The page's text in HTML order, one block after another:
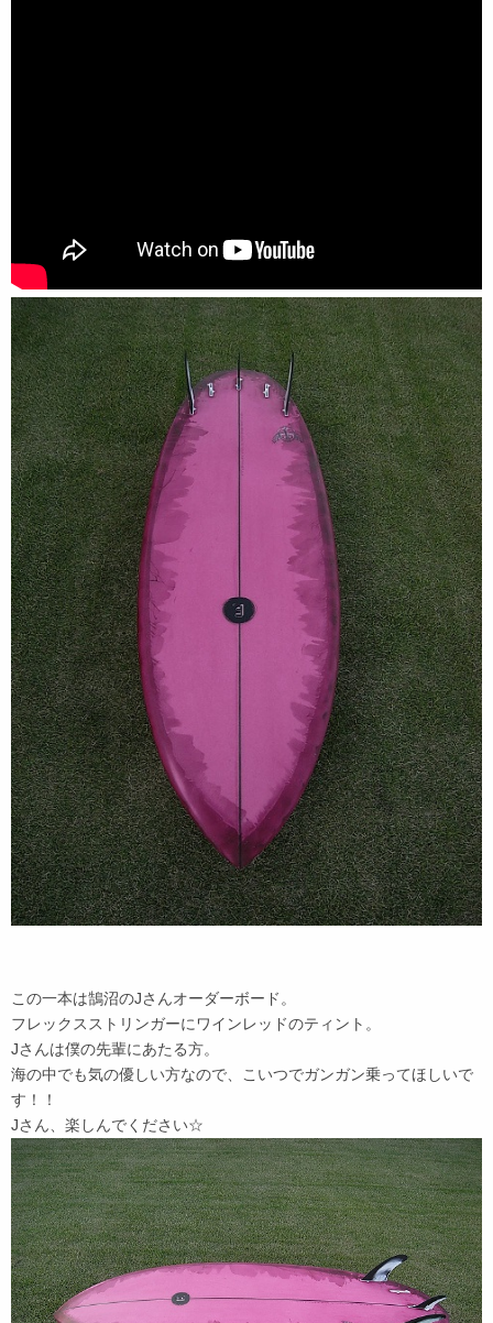
この一本は鵠沼のJさんオーダーボード。
フレックスストリンガーにワインレッドのティント。
Jさんは僕の先輩にあたる方。
海の中でも気の優しい方なので、こいつでガンガン乗ってほしいで
す！！
Jさん、楽しんでください☆